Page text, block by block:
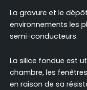
La gravure et le
environnements les
semi-conducteurs.
La silice fondue est
chambre, les
en raison de sa